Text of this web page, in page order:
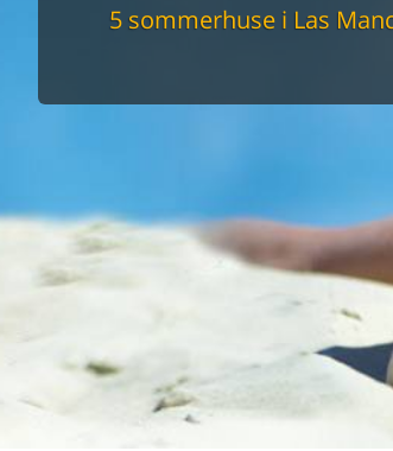
til elbil
5 sommerhuse i Las